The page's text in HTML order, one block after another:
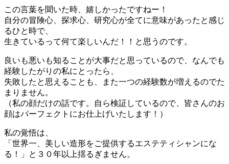
この言葉を聞いた時、嬉しかったですねー！
自分の冒険心、探求心、研究心が全てに意味があったと感じ
るひと時で、
生きているって何て楽しいんだ！！と思うのです。
良いも悪いも知ることが大事だと思っているので、なんでも
経験したがりの私にとったら、
失敗したと思えることも、また一つの経験数が増えるのでた
まりません。
（私の顔だけの話です。自ら検証しているので、皆さんのお
顔はパーフェクトにお仕上げいたします！）
私の覚悟は、
「世界一、美しい造形をご提供するエステティシャンにな
る！」と３０年以上揺るぎません。